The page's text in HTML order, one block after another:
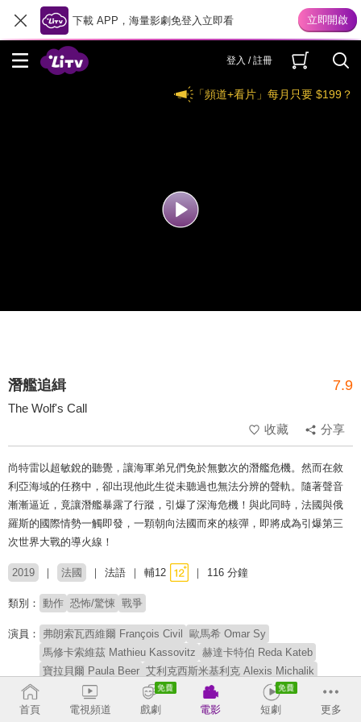
下載 APP，海量影劇免登入立即看
登入 / 註冊
「頻道+看片」每月只要 $199？
潛艦追緝 7.9
The Wolf's Call
收藏
分享
尚特雷以超敏銳的聽覺，讓海軍弟兄們免於無數次的潛艦危機。然而在敘
利亞海域的任務中，卻出現他此生從未聽過也無法分辨的聲軌。隨著聲音
漸漸逼近，竟讓潛艦暴露了行蹤，引爆了深海危機！與此同時，法國與俄
羅斯的國際情勢一觸即發，一顆朝向法國而來的核彈，即將成為引爆第三
次世界大戰的導火線！
2019 法國 法語 輔12 116 分鐘
類別： 動作 恐怖/驚悚 戰爭
演員： 弗朗索瓦西維爾 François Civil
歐馬希 Omar Sy
馬修卡索維茲 Mathieu Kassovitz 赫達卡特伯 Reda Kateb
寶拉貝爾 Paula Beer 艾利克西斯米基利克 Alexis Michalik
尚伊夫貝特魯 Jean-Yves Berteloot
達米安勃納爾 Damien Bonnard
首頁 電視頻道 戲劇 電影 短劇 更多